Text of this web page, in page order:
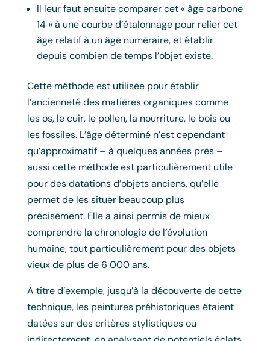
Il leur faut ensuite comparer cet « âge carbone
14 » à une courbe d’étalonnage pour relier cet
âge relatif à un âge numéraire, et établir
depuis combien de temps l’objet existe.
Cette méthode est utilisée pour établir
l’ancienneté des matières organiques comme
les os, le cuir, le pollen, la nourriture, le bois ou
les fossiles. L’âge déterminé n’est cependant
qu’approximatif – à quelques années près –
aussi cette méthode est particulièrement utile
pour des datations d’objets anciens, qu’elle
permet de les situer beaucoup plus
précisément. Elle a ainsi permis de mieux
comprendre la chronologie de l’évolution
humaine, tout particulièrement pour des objets
vieux de plus de 6 000 ans.
A titre d’exemple, jusqu’à la découverte de cette
technique, les peintures préhistoriques étaient
datées sur des critères stylistiques ou